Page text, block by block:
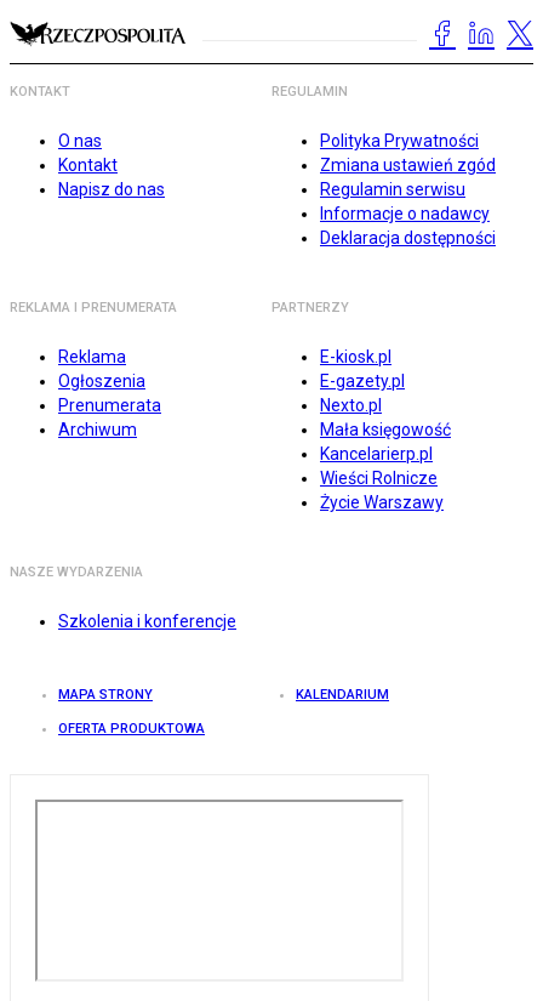
KONTAKT
O nas
Kontakt
Napisz do nas
REGULAMIN
Polityka Prywatności
Zmiana ustawień zgód
Regulamin serwisu
Informacje o nadawcy
Deklaracja dostępności
REKLAMA I PRENUMERATA
Reklama
Ogłoszenia
Prenumerata
Archiwum
PARTNERZY
E-kiosk.pl
E-gazety.pl
Nexto.pl
Mała księgowość
Kancelarierp.pl
Wieści Rolnicze
Życie Warszawy
NASZE WYDARZENIA
Szkolenia i konferencje
MAPA STRONY KALENDARIUM
OFERTA PRODUKTOWA